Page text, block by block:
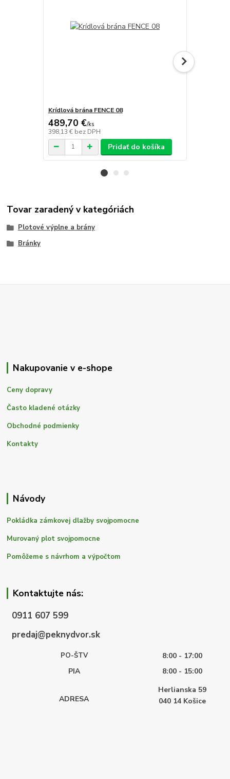
Krídlová brána FENCE 08
489,70 €/ks
398,13 € bez DPH
Pridať do košíka
Tovar zaradený v kategóriách
Plotové výplne a brány
Bránky
Nakupovanie v e-shope
Ceny dopravy
Často kladené otázky
Obchodné podmienky
Kontakty
Návody
Pokládka zámkovej dlažby svojpomocne
Murovaný plot svojpomocne
Pomôžeme s návrhom a výpočtom
Kontaktujte nás:
0911 607 599
predaj@peknydvor.sk
PO-ŠTV
8:00 - 17:00
PIA
8:00 - 15:00
ADRESA
Herlianska 59
040 14 Košice